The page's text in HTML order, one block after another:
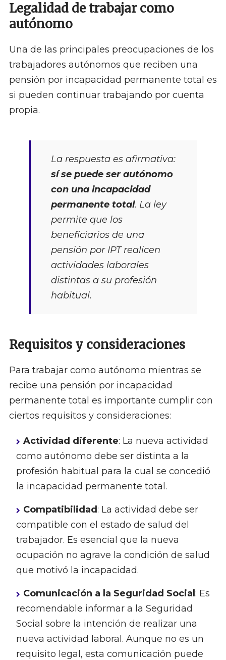
Legalidad de trabajar como
autónomo
Una de las principales preocupaciones de los
trabajadores autónomos que reciben una
pensión por incapacidad permanente total es
si pueden continuar trabajando por cuenta
propia.
La respuesta es afirmativa:
sí se puede ser autónomo
con una incapacidad
permanente total. La ley
permite que los
beneficiarios de una
pensión por IPT realicen
actividades laborales
distintas a su profesión
habitual.
Requisitos y consideraciones
Para trabajar como autónomo mientras se
recibe una pensión por incapacidad
permanente total es importante cumplir con
ciertos requisitos y consideraciones:
Actividad diferente: La nueva actividad
como autónomo debe ser distinta a la
profesión habitual para la cual se concedió
la incapacidad permanente total.
Compatibilidad: La actividad debe ser
compatible con el estado de salud del
trabajador. Es esencial que la nueva
ocupación no agrave la condición de salud
que motivó la incapacidad.
Comunicación a la Seguridad Social : Es
recomendable informar a la Seguridad
Social sobre la intención de realizar una
nueva actividad laboral. Aunque no es un
requisito legal, esta comunicación puede